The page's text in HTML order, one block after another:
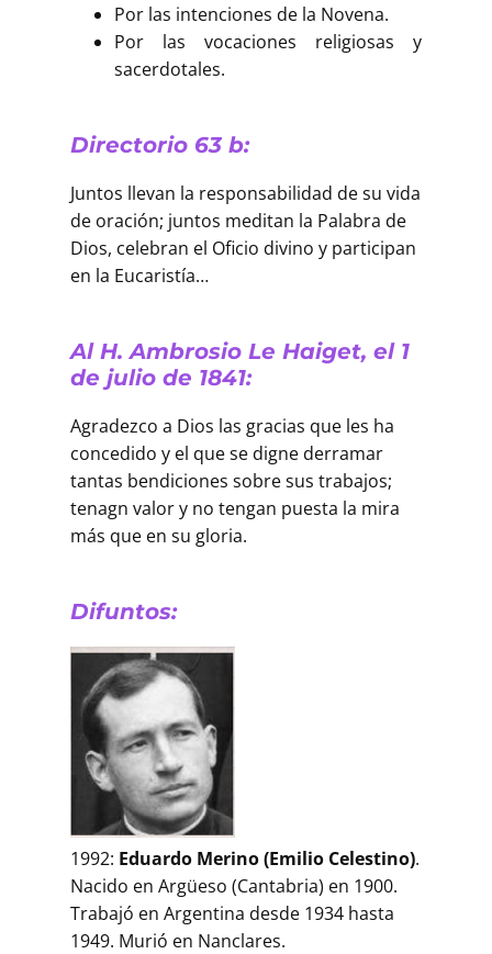
Por las intenciones de la Novena.
Por las vocaciones religiosas y
sacerdotales.
Directorio 63 b:
Juntos llevan la responsabilidad de su vida
de oración; juntos meditan la Palabra de
Dios, celebran el Oficio divino y participan
en la Eucaristía…
Al H. Ambrosio Le Haiget, el 1
de julio de 1841:
Agradezco a Dios las gracias que les ha
concedido y el que se digne derramar
tantas bendiciones sobre sus trabajos;
tenagn valor y no tengan puesta la mira
más que en su gloria.
Difuntos:
1992: Eduardo Merino (Emilio Celestino).
Nacido en Argüeso (Cantabria) en 1900.
Trabajó en Argentina desde 1934 hasta
1949. Murió en Nanclares.